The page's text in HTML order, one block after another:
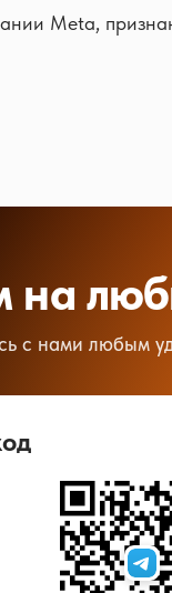
Meta,
на
с нами любым